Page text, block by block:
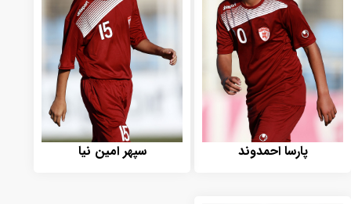
پارسا احمدوند سپهر امین نیا